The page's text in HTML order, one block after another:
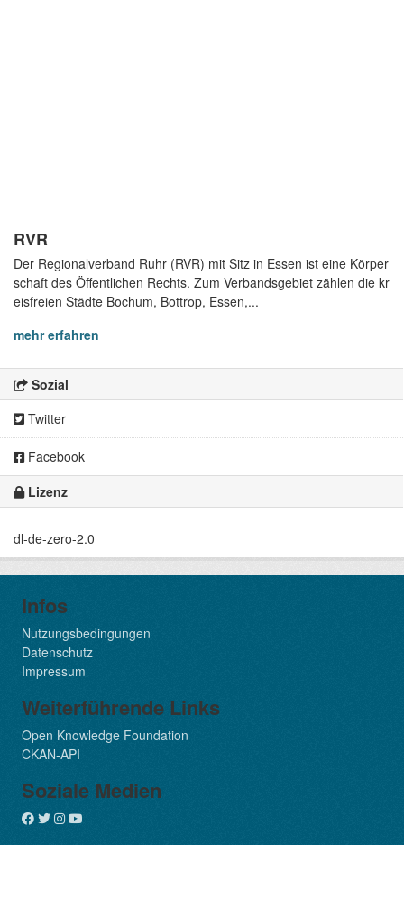
RVR
Der Regionalverband Ruhr (RVR) mit Sitz in Essen ist eine Körper
schaft des Öffentlichen Rechts. Zum Verbandsgebiet zählen die kr
eisfreien Städte Bochum, Bottrop, Essen,...
mehr erfahren
Sozial
Twitter
Facebook
Lizenz
dl-de-zero-2.0
Infos
Nutzungsbedingungen
Datenschutz
Impressum
Weiterführende Links
Open Knowledge Foundation
CKAN-API
Soziale Medien